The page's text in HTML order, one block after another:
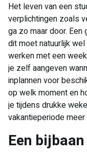
Het leven van een
verplichtingen zoals
ga zo maar door.
dit moet natuurlijk
werken met een
je zelf aangeven
inplannen voor
op welk moment en
je tijdens drukke
vakantieperiode meer
Een